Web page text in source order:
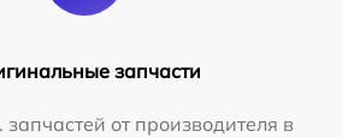
запчасти
от производителя в